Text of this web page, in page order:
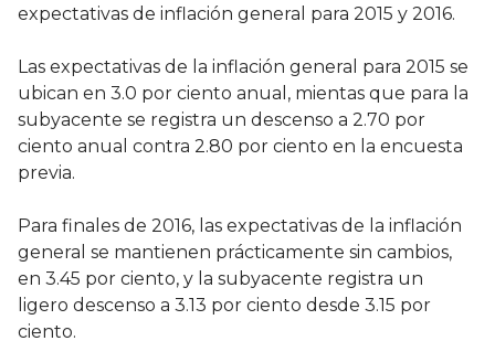
expectativas de inflación general para 2015 y 2016.
Las expectativas de la inflación general para 2015 se
ubican en 3.0 por ciento anual, mientas que para la
subyacente se registra un descenso a 2.70 por
ciento anual contra 2.80 por ciento en la encuesta
previa.
Para finales de 2016, las expectativas de la inflación
general se mantienen prácticamente sin cambios,
en 3.45 por ciento, y la subyacente registra un
ligero descenso a 3.13 por ciento desde 3.15 por
ciento.